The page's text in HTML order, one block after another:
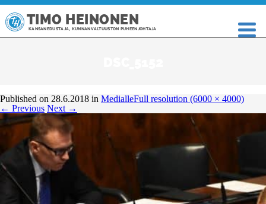
TIMO HEINONEN
KANSANEDUSTAJA, KUNNANVALTUUSTON PUHEENJOHTAJA
Published on 28.6.2018 in MedialleFull resolution (6000 × 4000)
← Previous Next →